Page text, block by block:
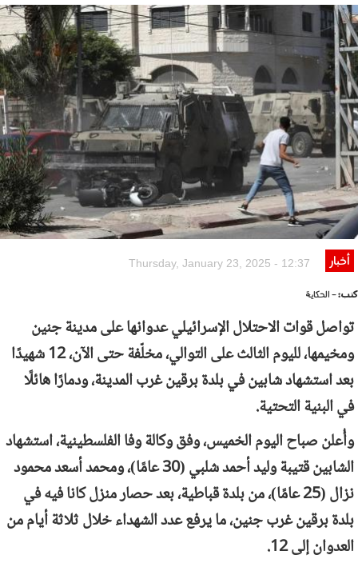
2301_001.jpg
أخبار Thursday, January 23, 2025 - 12:37
كتب:- الحكاية
تواصل قوات الاحتلال الإسرائيلي عدوانها على مدينة جنين
ومخيمها، لليوم الثالث على التوالي، مخلّفة حتى الآن، 12 شهيدًا
بعد استشهاد شابين في بلدة برقين غرب المدينة، ودمارًا هائلًا
في البنية التحتية.
وأُعلن صباح اليوم الخميس، وفق وكالة وفا الفلسطينية، استشهاد
الشابين قتيبة وليد أحمد شلبي (30 عامًا)، ومحمد أسعد محمود
نزال (25 عامًا)، من بلدة قباطية، بعد حصار منزل كانا فيه في
بلدة برقين غرب جنين، ما يرفع عدد الشهداء خلال ثلاثة أيام من
العدوان إلى 12.